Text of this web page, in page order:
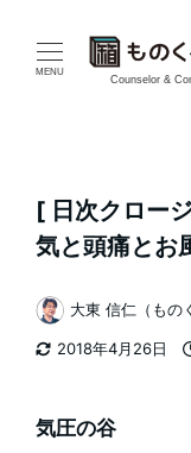
MENU
Counselor &
[ 日次クロー
気と頭痛とお
2018年4月26日
著
者
大東 信仁（もの
気圧の谷